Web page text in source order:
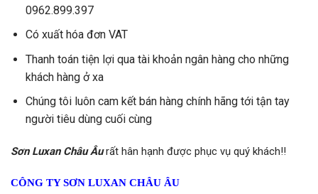
0962.899.397
Có xuất hóa đơn VAT
Thanh toán tiện lợi qua tài khoản ngân hàng cho những
khách hàng ở xa
Chúng tôi luôn cam kết bán hàng chính hãng tới tận tay
người tiêu dùng cuối cùng
Sơn Luxan Châu Âurất hân hạnh được phục vụ quý khách!!
CÔNG TY SƠN LUXAN CHÂU ÂU